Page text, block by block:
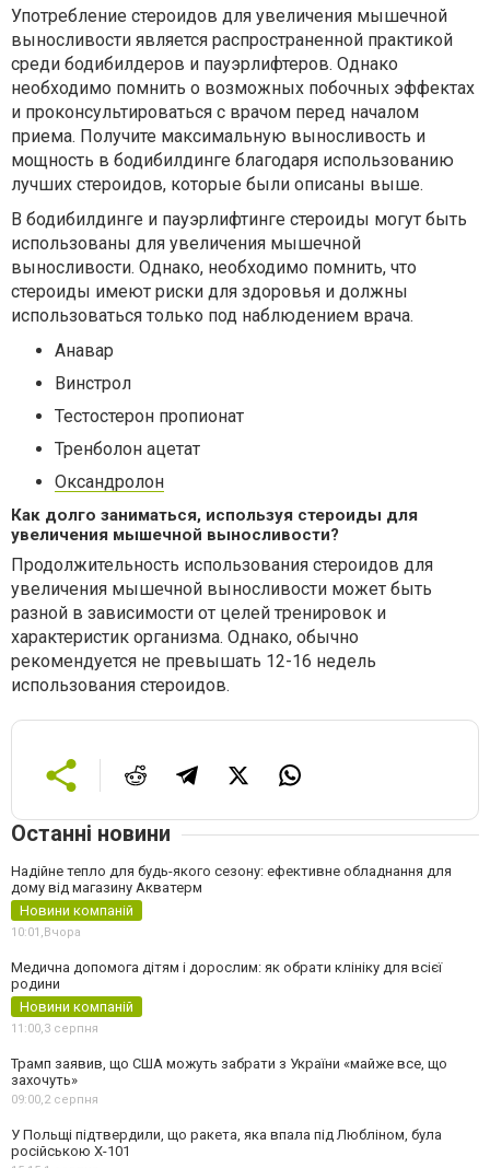
Употребление стероидов для увеличения мышечной
выносливости является распространенной практикой
среди бодибилдеров и пауэрлифтеров. Однако
необходимо помнить о возможных побочных эффектах
и проконсультироваться с врачом перед началом
приема. Получите максимальную выносливость и
мощность в бодибилдинге благодаря использованию
лучших стероидов, которые были описаны выше.
В бодибилдинге и пауэрлифтинге стероиды могут быть
использованы для увеличения мышечной
выносливости. Однако, необходимо помнить, что
стероиды имеют риски для здоровья и должны
использоваться только под наблюдением врача.
Анавар
Винстрол
Тестостерон пропионат
Тренболон ацетат
Оксандролон
Как долго заниматься, используя стероиды для
увеличения мышечной выносливости?
Продолжительность использования стероидов для
увеличения мышечной выносливости может быть
разной в зависимости от целей тренировок и
характеристик организма. Однако, обычно
рекомендуется не превышать 12-16 недель
использования стероидов.
Останні новини
Надійне тепло для будь-якого сезону: ефективне обладнання для
дому від магазину Акватерм
Новини компаній
10:01,Вчора
Медична допомога дітям і дорослим: як обрати клініку для всієї
родини
Новини компаній
11:00,3 серпня
Трамп заявив, що США можуть забрати з України «майже все, що
захочуть»
09:00,2 серпня
У Польщі підтвердили, що ракета, яка впала під Любліном, була
російською Х-101